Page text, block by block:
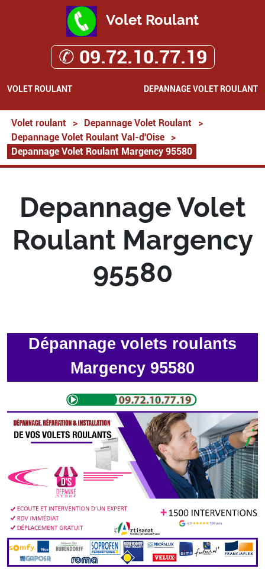
Volet Roulant
✆ 09.72.10.77.19
VOLET ROULANT DEPANNAGE VOLET ROULANT
Volet roulant > Depannage Volet Roulant
>
Depannage Volet Roulant Val-d'Oise
>
Depannage Volet Roulant Margency 95580
Depannage Volet
Roulant Margency
95580
Dépannage volets roulants
Margency 95580